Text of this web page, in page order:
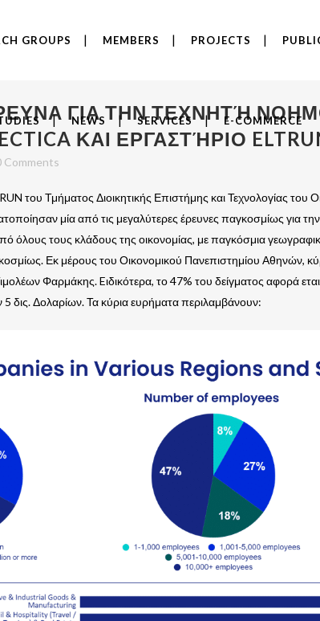
GROUPS MEMBERS PROJECTS
NEWS SERVICES E-COMMERCE
ΓΙΑ ΤΗΝ ΤΕΧΝΗΤΉ
ΚΑΙ ΕΡΓΑΣΤΉΡΙΟ
Comments
του Τμήματος Διοικητικής Επιστήμης και Τεχνολογίας
μία από τις μεγαλύτερες έρευνες παγκοσμίως για
όλους τους κλάδους της οικονομίας, με παγκόσμια
Εκ μέρους του Οικονομικού Πανεπιστημίου Αθηνών,
Φαρμάκης. Eιδικότερα, το 47% του δείγματος αφορά
5 δις. Δολαρίων. Τα κύρια ευρήματα περιλαμβάνουν: